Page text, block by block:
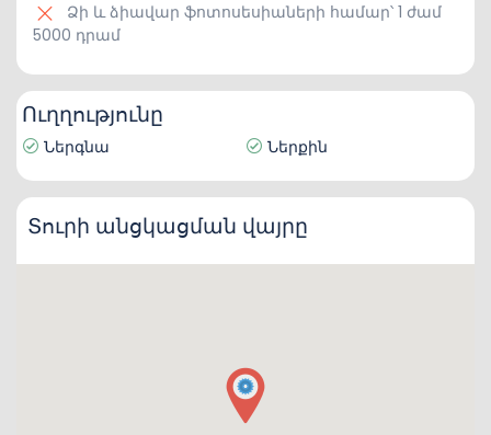
Ձի և ձիավար ֆոտոսեսիաների համար՝ 1 ժամ
5000 դրամ
Ուղղությունը
Ներգնա Ներքին
Տուրի անցկացման վայրը